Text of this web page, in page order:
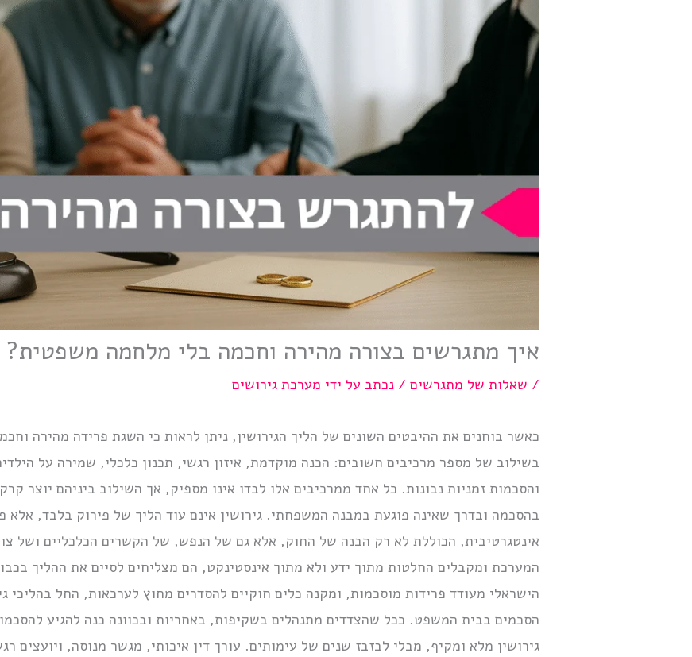
איך מתגרשים בצורה מהירה וחכמה בלי מלחמה משפטית?
/ שאלות של מתגרשים / נכתב על ידי מערכת גירושים
כאשר בוחנים את ההיבטים השונים של הליך הגירושין, ניתן לראות כי השגת פרידה מהירה
בשילוב של מספר מרכיבים חשובים: הכנה מוקדמת, איזון רגשי, תכנון כלכלי, שמירה על
והסכמות זמניות נבונות. כל אחד ממרכיבים אלו לבדו אינו מספיק, אך השילוב ביניהם יוצר
בהסכמה ובדרך שאינה פוגעת במבנה המשפחתי. גירושין אינם עוד הליך של פירוק בלבד,
אינטגרטיבית, הכוללת לא רק הבנה של החוק, אלא גם של הנפש, של הקשרים הכלכליים ושל
המערכת ומקבלים החלטות מתוך ידע ולא מתוך אינסטינקט, הם מצליחים לסיים את ההליך
הישראלי מעודד פרידות מוסכמות, ומקנה כלים חוקיים להסדרים מחוץ לערכאות, החל בהליכי
הסכמים בבית המשפט. ככל שהצדדים מתנהלים בשקיפות, באחריות ובכוונה כנה להגיע
גירושין מלא ומקיף, מבלי לבזבז שנים של עימותים. עורך דין איכותי, מגשר מנוסה, ויועצים